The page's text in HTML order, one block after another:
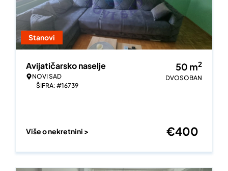
Stanovi
Avijatičarsko naselje
NOVI SAD
ŠIFRA: #16739
50 m2
DVOSOBAN
Više o nekretnini > €400